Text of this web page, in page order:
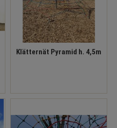
Klätternät Pyramid h. 4,5m